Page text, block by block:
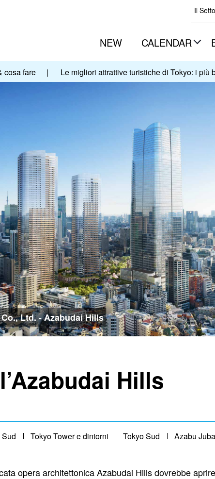
Il
NEW CALENDAR
cosa fare | Le migliori attrattive turistiche di Tokyo: i più
Ltd. - Azabudai Hills
Hills
Tokyo Tower e dintorni Tokyo Sud Azabu
opera architettonica Azabudai Hills dovrebbe